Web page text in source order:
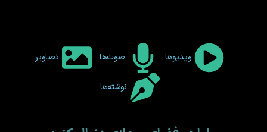
ویدیوها صوت‌ها تصاویر
نوشته‌ها